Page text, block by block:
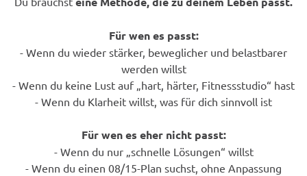
Für wen es passt:
- Wenn du wieder stärker, beweglicher und belastbarer
werden willst
- Wenn du keine Lust auf „hart, härter, Fitnessstudio“ hast
- Wenn du Klarheit willst, was für dich sinnvoll ist
Für wen es eher nicht passt:
- Wenn du nur „schnelle Lösungen“ willst
- Wenn du einen 08/15-Plan suchst, ohne Anpassung